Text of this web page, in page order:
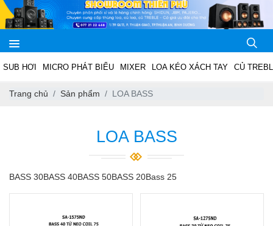
SUB HƠI MICRO PHÁT BIỂU MIXER LOA KÉO XÁCH TAY CỦ
Trang chủ Sản phẩm LOA BASS
LOA BASS
BASS 30BASS 40BASS 50BASS 20Bass 25